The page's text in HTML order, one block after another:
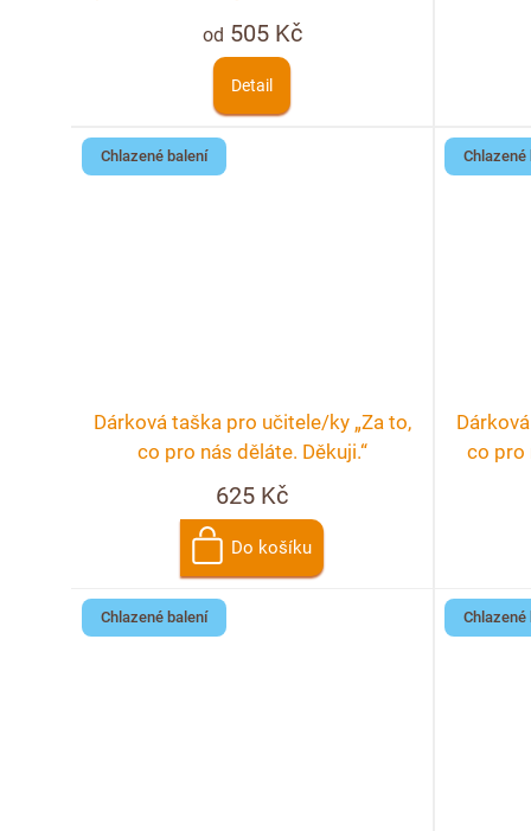
personalizace
od 505 Kč
Detail
Chlazené balení
Dárková taška pro učitele/ky „Za to,
co pro nás děláte. Děkuji.“
625 Kč
Do košíku
Chlazené
co pro
Chlazené balení Chlazené